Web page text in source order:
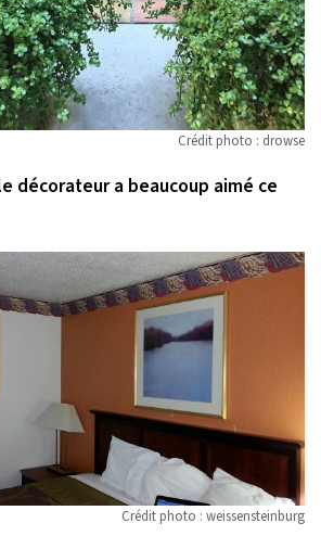
Crédit photo : drowse
décorateur a beaucoup aimé ce
Crédit photo : weissensteinburg